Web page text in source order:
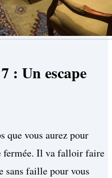
: Un escape
que vous aurez pour
fermée. Il va falloir faire
sans faille pour vous